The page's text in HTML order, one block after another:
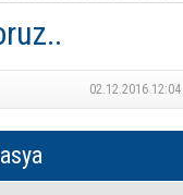
02.12.2016 12:04